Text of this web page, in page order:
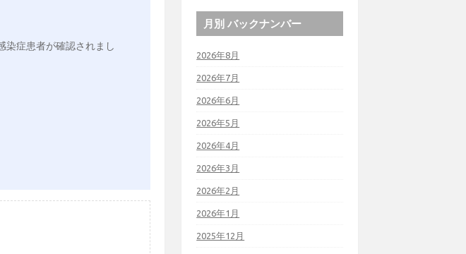
症患者が確認されまし
月別 バックナンバー
2026年8月
2026年7月
2026年6月
2026年5月
2026年4月
2026年3月
2026年2月
2026年1月
2025年12月